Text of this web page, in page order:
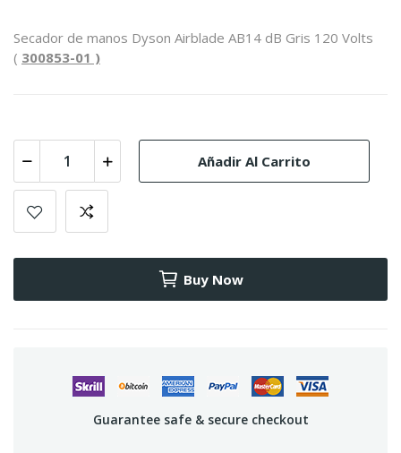
Secador de manos Dyson Airblade AB14 dB Gris 120 Volts
( 300853-01 )
Añadir Al Carrito
Buy Now
Guarantee safe & secure checkout